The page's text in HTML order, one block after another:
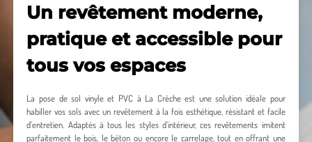
Un revêtement moderne,
pratique et accessible pour
tous vos espaces
La pose de sol vinyle et PVC à La Crèche est une solution idéale pour
habiller vos sols avec un revêtement à la fois esthétique, résistant et facile
d’entretien. Adaptés à tous les styles d’intérieur, ces revêtements imitent
parfaitement le bois, le béton ou encore le carrelage, tout en offrant une